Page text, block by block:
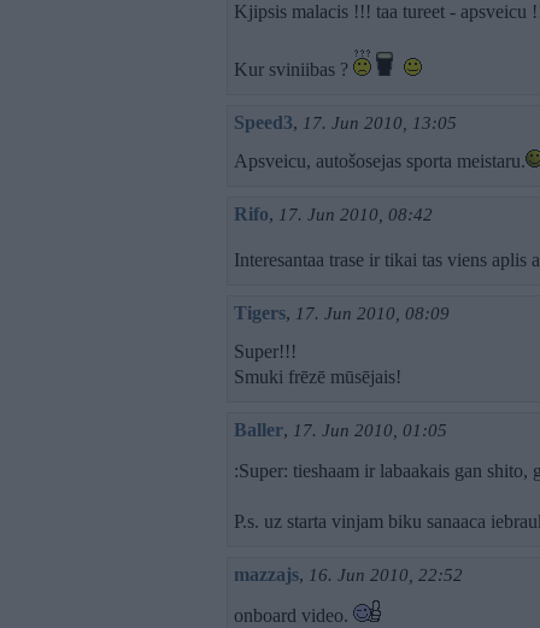
Kjipsis malacis !!! taa tureet - apsveicu
Kur sviniibas ?
Speed3, 17. Jun 2010, 13:05
Apsveicu, autošosejas sporta meistaru.
Rifo, 17. Jun 2010, 08:42
Interesantaa trase ir tikai tas viens aplis
Tigers, 17. Jun 2010, 08:09
Super!!!
Smuki frēzē mūsējais!
Baller, 17. Jun 2010, 01:05
:Super: tieshaam ir labaakais gan
P.s. uz starta vinjam biku sanaaca
mazzajs, 16. Jun 2010, 22:52
onboard video.